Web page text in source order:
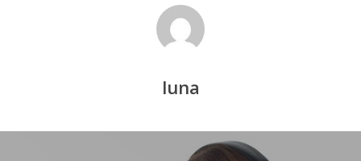
luna